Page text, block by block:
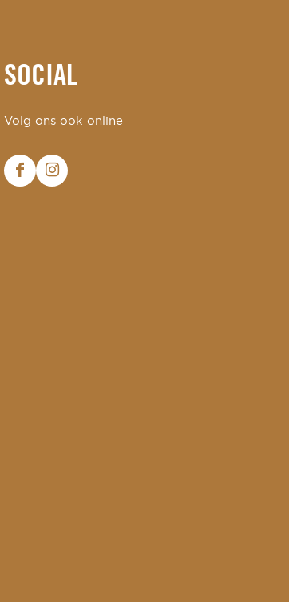
SOCIAL
Volg ons ook online